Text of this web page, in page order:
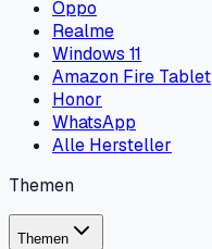
Oppo
Realme
Windows 11
Amazon Fire Tablet
Honor
WhatsApp
Alle Hersteller
Themen
Themen